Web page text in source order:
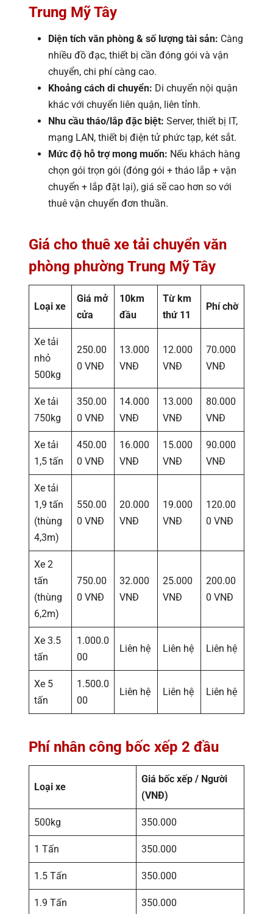
Trung Mỹ Tây
Diện tích văn phòng & số lượng tài sản: Càng
nhiều đồ đạc, thiết bị cần đóng gói và vận
chuyển, chi phí càng cao.
Khoảng cách di chuyển: Di chuyển nội quận
khác với chuyển liên quận, liên tỉnh.
Nhu cầu tháo/lắp đặc biệt: Server, thiết bị IT,
mạng LAN, thiết bị điện tử phức tạp, két sắt.
Mức độ hỗ trợ mong muốn: Nếu khách hàng
chọn gói trọn gói (đóng gói + tháo lắp + vận
chuyển + lắp đặt lại), giá sẽ cao hơn so với
thuê vận chuyển đơn thuần.
Giá cho thuê xe tải chuyển văn
phòng phường Trung Mỹ Tây
Loại xe
Giá mở
cửa
10km
đầu
Từ km
thứ 11
Phí chờ
Xe tải
nhỏ
500kg
250.00
0 VNĐ
13.000
VNĐ
12.000
VNĐ
70.000
VNĐ
Xe tải
750kg
350.00
0 VNĐ
14.000
VNĐ
13.000
VNĐ
80.000
VNĐ
Xe tải
1,5 tấn
450.00
0 VNĐ
16.000
VNĐ
15.000
VNĐ
90.000
VNĐ
Xe tải
1,9 tấn
(thùng
4,3m)
550.00
0 VNĐ
20.000
VNĐ
19.000
VNĐ
120.00
0 VNĐ
Xe 2
tấn
(thùng
6,2m)
750.00
0 VNĐ
32.000
VNĐ
25.000
VNĐ
200.00
0 VNĐ
Xe 3.5
tấn
1.000.0
00
Liên hệ Liên hệ Liên hệ
Xe 5
tấn
1.500.0
00
Liên hệ Liên hệ Liên hệ
Phí nhân công bốc xếp 2 đầu
Loại xe
Giá bốc xếp / Người
(VNĐ)
500kg 350.000
1 Tấn 350.000
1.5 Tấn 350.000
1.9 Tấn 350.000